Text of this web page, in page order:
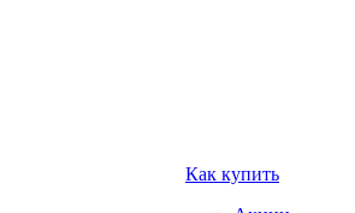
Как купить